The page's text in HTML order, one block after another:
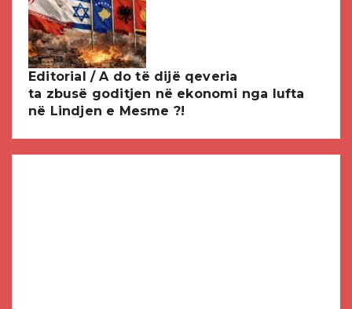
Editorial / A do të dijë qeveria
ta zbusë goditjen në ekonomi nga lufta
në Lindjen e Mesme ?!